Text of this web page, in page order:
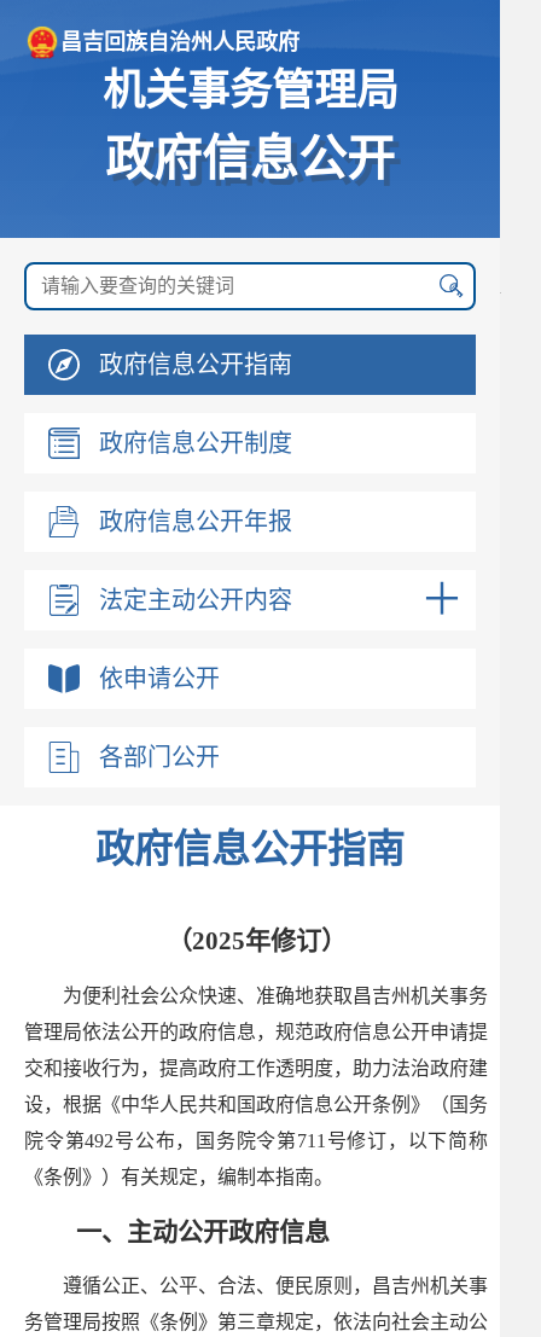
昌吉回族自治州人民政府
机关事务管理局
政府信息公开
政府信息公开指南
政府信息公开制度
政府信息公开年报
法定主动公开内容
依申请公开
各部门公开
政府信息公开指南
（2025年修订）
为便利社会公众快速、准确地获取昌吉州机关事务
管理局依法公开的政府信息，规范政府信息公开申请提
交和接收行为，提高政府工作透明度，助力法治政府建
设，根据《中华人民共和国政府信息公开条例》（国务
院令第492号公布，国务院令第711号修订，以下简称
《条例》）有关规定，编制本指南。
一、主动公开政府信息
遵循公正、公平、合法、便民原则，昌吉州机关事
务管理局按照《条例》第三章规定，依法向社会主动公